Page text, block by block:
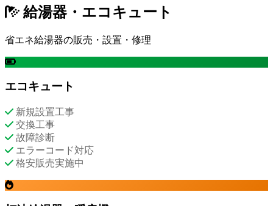
給湯器・エコキュート
省エネ給湯器の販売・設置・修理
エコキュート
新規設置工事
交換工事
故障診断
エラーコード対応
格安販売実施中